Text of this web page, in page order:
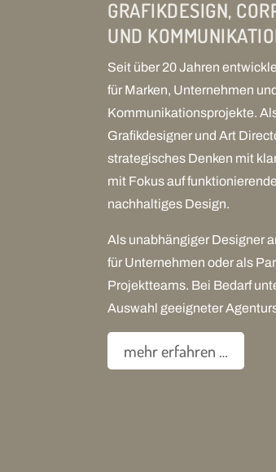
GRAFIKDESIGN,
UND
Seit über 20 Jahren
für Marken, Unternehmen
Kommunikationsprojekte.
Grafikdesigner und Art
strategisches Denken mit
mit Fokus auf
nachhaltiges Design.
Als unabhängiger Designer
für Unternehmen oder als
Projektteams. Bei Bedarf
Auswahl geeigneter
mehr erfahren …